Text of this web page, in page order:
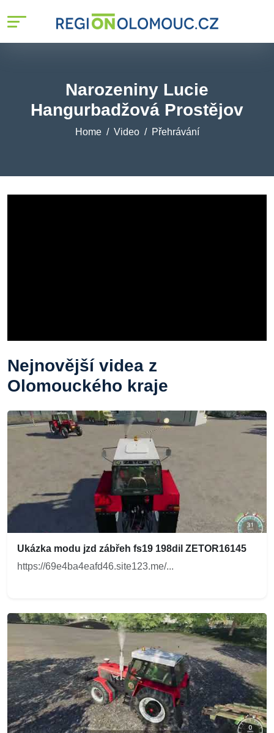
Narozeniny Lucie
Hangurbadžová Prostějov
Home Video Přehrávání
Nejnovější videa z
Olomouckého kraje
Ukázka modu jzd zábřeh fs19 198dil ZETOR16145
https://69e4ba4eafd46.site123.me/...